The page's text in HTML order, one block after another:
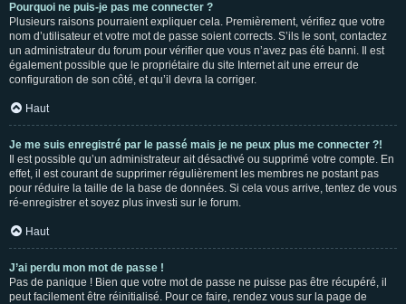
Pourquoi ne puis-je pas me connecter ?
Plusieurs raisons pourraient expliquer cela. Premièrement, vérifiez que votre
nom d’utilisateur et votre mot de passe soient corrects. S’ils le sont, contactez
un administrateur du forum pour vérifier que vous n’avez pas été banni. Il est
également possible que le propriétaire du site Internet ait une erreur de
configuration de son côté, et qu’il devra la corriger.
Haut
Je me suis enregistré par le passé mais je ne peux plus me connecter ?!
Il est possible qu’un administrateur ait désactivé ou supprimé votre compte. En
effet, il est courant de supprimer régulièrement les membres ne postant pas
pour réduire la taille de la base de données. Si cela vous arrive, tentez de vous
ré-enregistrer et soyez plus investi sur le forum.
Haut
J’ai perdu mon mot de passe !
Pas de panique ! Bien que votre mot de passe ne puisse pas être récupéré, il
peut facilement être réinitialisé. Pour ce faire, rendez vous sur la page de